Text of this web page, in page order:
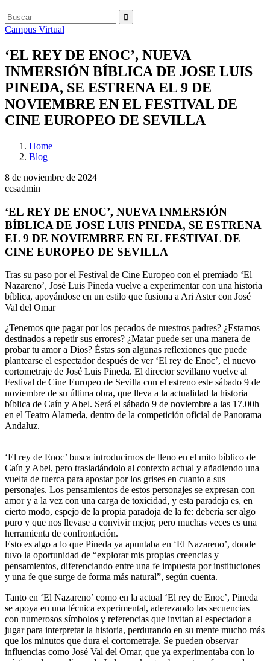
Campus Virtual
‘EL REY DE ENOC’, NUEVA
INMERSIÓN BÍBLICA DE JOSE LUIS
PINEDA, SE ESTRENA EL 9 DE
NOVIEMBRE EN EL FESTIVAL DE
CINE EUROPEO DE SEVILLA
Home
Blog
8 de noviembre de 2024
ccsadmin
‘EL REY DE ENOC’, NUEVA INMERSIÓN
BÍBLICA DE JOSE LUIS PINEDA, SE ESTRENA
EL 9 DE NOVIEMBRE EN EL FESTIVAL DE
CINE EUROPEO DE SEVILLA
Tras su paso por el Festival de Cine Europeo con el premiado ‘El
Nazareno’, José Luis Pineda vuelve a experimentar con una historia
bíblica, apoyándose en un estilo que fusiona a Ari Aster con José
Val del Omar
¿Tenemos que pagar por los pecados de nuestros padres? ¿Estamos
destinados a repetir sus errores? ¿Matar puede ser una manera de
probar tu amor a Dios? Éstas son algunas reflexiones que puede
plantearse el espectador después de ver ‘El rey de Enoc’, el nuevo
cortometraje de José Luis Pineda. El director sevillano vuelve al
Festival de Cine Europeo de Sevilla con el estreno este sábado 9 de
noviembre de su última obra, que lleva a la actualidad la historia
bíblica de Caín y Abel. Será el sábado 9 de noviembre a las 17.00h
en el Teatro Alameda, dentro de la competición oficial de Panorama
Andaluz.
‘El rey de Enoc’ busca introducirnos de lleno en el mito bíblico de
Caín y Abel, pero trasladándolo al contexto actual y añadiendo una
vuelta de tuerca para apostar por los grises en cuanto a sus
personajes. Los pensamientos de estos personajes se expresan con
amor y a la vez con una carga de toxicidad, y esta paradoja es, en
cierto modo, espejo de la propia paradoja de la fe: debería ser algo
puro y que nos llevase a convivir mejor, pero muchas veces es una
herramienta de confrontación.
Esto es algo a lo que Pineda ya apuntaba en ‘El Nazareno’, donde
tuvo la oportunidad de “explorar mis propias creencias y
pensamientos, diferenciando entre una fe impuesta por instituciones
y una fe que surge de forma más natural”, según cuenta.
Tanto en ‘El Nazareno’ como en la actual ‘El rey de Enoc’, Pineda
se apoya en una técnica experimental, aderezando las secuencias
con numerosos símbolos y referencias que invitan al espectador a
jugar para interpretar la historia, perdurando en su mente mucho más
que los minutos que dura el cortometraje. Se pueden observar
influencias como José Val del Omar, que ya experimentaba con lo